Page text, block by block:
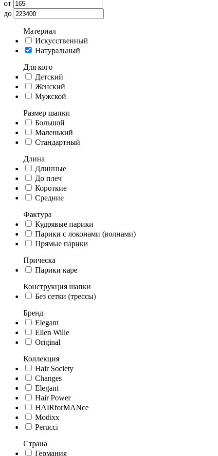
от
до
Материал
Искусственный
Натуральный
Для кого
Детский
Женский
Мужской
Размер шапки
Большой
Маленький
Стандартный
Длина
Длинные
До плеч
Короткие
Средние
Фактура
Кудрявые парики
Парики с локонами (волнами)
Прямые парики
Прическа
Парики каре
Конструкция шапки
Без сетки (трессы)
Бренд
Elegant
Ellen Wille
Original
Коллекция
Hair Society
Changes
Elegant
Hair Power
HAIRforMANce
Modixx
Perucci
Страна
Германия